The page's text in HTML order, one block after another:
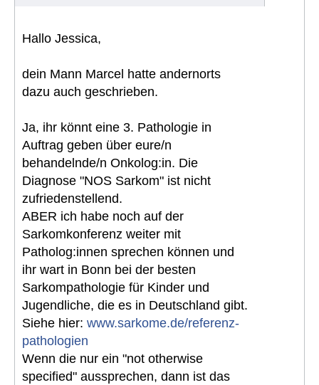
Hallo Jessica,
dein Mann Marcel hatte andernorts
dazu auch geschrieben.
Ja, ihr könnt eine 3. Pathologie in
Auftrag geben über eure/n
behandelnde/n Onkolog:in. Die
Diagnose "NOS Sarkom" ist nicht
zufriedenstellend.
ABER ich habe noch auf der
Sarkomkonferenz weiter mit
Patholog:innen sprechen können und
ihr wart in Bonn bei der besten
Sarkompathologie für Kinder und
Jugendliche, die es in Deutschland gibt.
Siehe hier: www.sarkome.de/referenz-
pathologien
Wenn die nur ein "not otherwise
specified" aussprechen, dann ist das